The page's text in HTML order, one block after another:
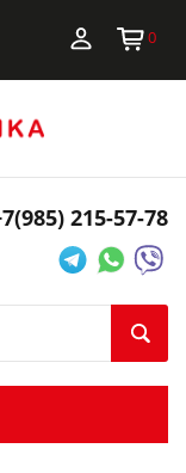
0
215-57-78